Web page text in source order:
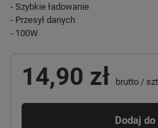
- Szybkie ładowanie
- Przesył danych
- 100W
14,90 zł brutto /
Dodaj